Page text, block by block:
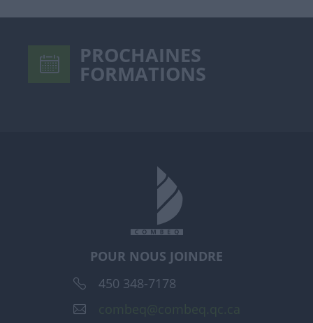
PROCHAINES
FORMATIONS
POUR NOUS JOINDRE
450 348-7178